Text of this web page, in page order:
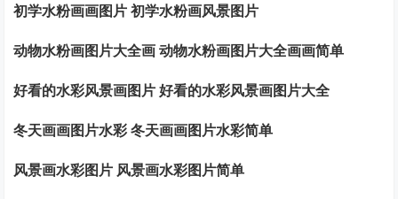
初学水粉画画图片 初学水粉画风景图片
动物水粉画图片大全画 动物水粉画图片大全画画简单
好看的水彩风景画图片 好看的水彩风景画图片大全
冬天画画图片水彩 冬天画画图片水彩简单
风景画水彩图片 风景画水彩图片简单